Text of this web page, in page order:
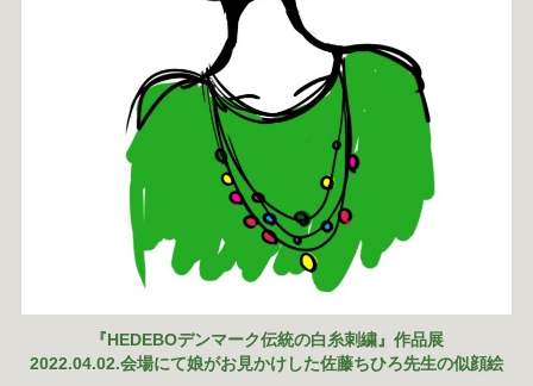
『HEDEBOデンマーク伝統の白糸刺繍』作品展
2022.04.02.会場にて娘がお見かけした佐藤ちひろ先生の似顔絵